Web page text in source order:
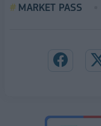
MARKET PASS